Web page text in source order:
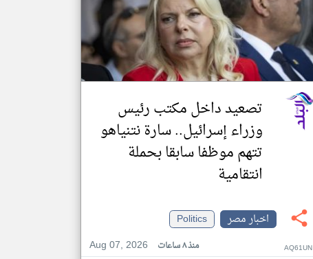
تصعيد داخل مكتب رئيس
وزراء إسرائيل.. سارة نتنياهو
تتهم موظفا سابقا بحملة
انتقامية
اخبار مصر
Politics
Aug 07, 2026
منذ ٨ ساعات AQ61UN